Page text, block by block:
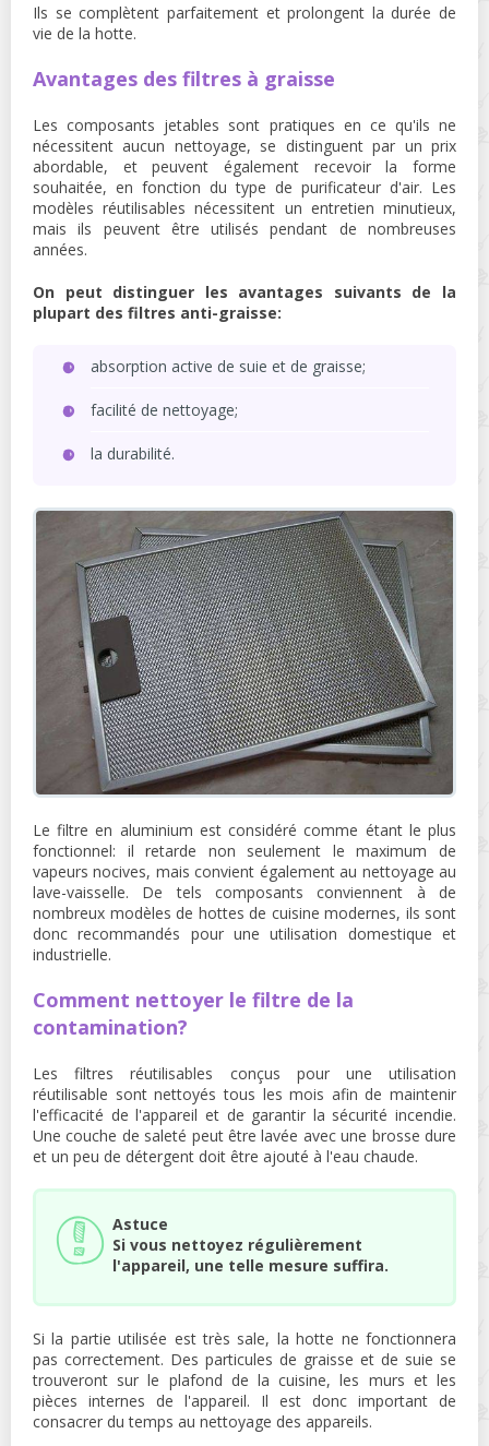
Ils se complètent parfaitement et prolongent la durée de
vie de la hotte.
Avantages des filtres à graisse
Les composants jetables sont pratiques en ce qu'ils ne
nécessitent aucun nettoyage, se distinguent par un prix
abordable, et peuvent également recevoir la forme
souhaitée, en fonction du type de purificateur d'air. Les
modèles réutilisables nécessitent un entretien minutieux,
mais ils peuvent être utilisés pendant de nombreuses
années.
On peut distinguer les avantages suivants de la
plupart des filtres anti-graisse:
absorption active de suie et de graisse;
facilité de nettoyage;
la durabilité.
Le filtre en aluminium est considéré comme étant le plus
fonctionnel: il retarde non seulement le maximum de
vapeurs nocives, mais convient également au nettoyage au
lave-vaisselle. De tels composants conviennent à de
nombreux modèles de hottes de cuisine modernes, ils sont
donc recommandés pour une utilisation domestique et
industrielle.
Comment nettoyer le filtre de la
contamination?
Les filtres réutilisables conçus pour une utilisation
réutilisable sont nettoyés tous les mois afin de maintenir
l'efficacité de l'appareil et de garantir la sécurité incendie.
Une couche de saleté peut être lavée avec une brosse dure
et un peu de détergent doit être ajouté à l'eau chaude.
Astuce
Si vous nettoyez régulièrement
l'appareil, une telle mesure suffira.
Si la partie utilisée est très sale, la hotte ne fonctionnera
pas correctement. Des particules de graisse et de suie se
trouveront sur le plafond de la cuisine, les murs et les
pièces internes de l'appareil. Il est donc important de
consacrer du temps au nettoyage des appareils.